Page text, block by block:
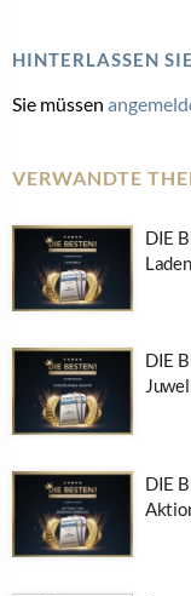
HINTERLASSEN
Sie müssen
VERWANDTE
DIE
DIE
DIE